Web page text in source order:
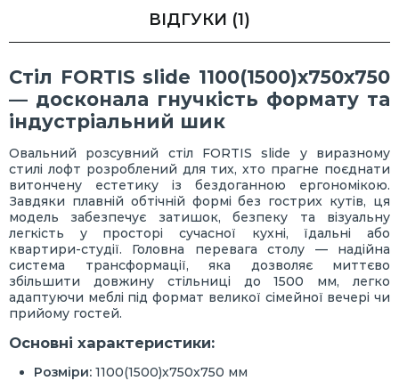
ВІДГУКИ (1)
Стіл FORTIS slide 1100(1500)х750х750
— досконала гнучкість формату та
індустріальний шик
Овальний розсувний стіл FORTIS slide у виразному
стилі лофт розроблений для тих, хто прагне поєднати
витончену естетику із бездоганною ергономікою.
Завдяки плавній обтічній формі без гострих кутів, ця
модель забезпечує затишок, безпеку та візуальну
легкість у просторі сучасної кухні, їдальні або
квартири-студії. Головна перевага столу — надійна
система трансформації, яка дозволяє миттєво
збільшити довжину стільниці до 1500 мм, легко
адаптуючи меблі під формат великої сімейної вечері чи
прийому гостей.
Основні характеристики:
Розміри: 1100(1500)х750х750 мм